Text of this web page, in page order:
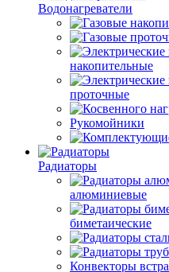
Водонагреватели
накопительные
проточные
Рукомойники
Радиаторы
алюминиевые
биметаические
Конвекторы